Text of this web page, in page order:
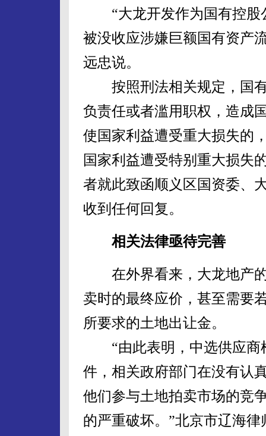
“大龙开发作为国有控股
被没收应涉嫌巨额国有资产
远忠说。
按照刑法相关规定，国有
负责任或者滥用职权，造成
使国家利益遭受重大损失的
国家利益遭受特别重大损失
者就此致函顺义区国资委、
收到任何回复。
相关法律亟待完善
在外界看来，大龙地产的
卖时的最终应价，甚至需要
所要求的土地出让金。
“由此表明，中选供应商
件，相关政府部门在没有认
他们参与土地拍卖市场的竞
的严重破坏。”北京市辽海